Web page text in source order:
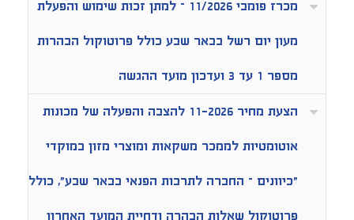
מכרז פומבי 11/2026 – למתן זכות שימוש והפעלת
מעון יום רשל בבאר שבע כולל פרוטוקול הבהרות
מספר 1 עד 3 ועדכון מועד ההגשה
הצעת מחיר 11-2026 להצבה והפעלה של מכונות
אוטומטיות לממכר משקאות ומוצרי מזון במוקדי
"כיוונים – החברה לתרבות הפנאי בבאר שבע", כולל
פרוטוקול שאלות הבהרה ודחיית המועד האחרון